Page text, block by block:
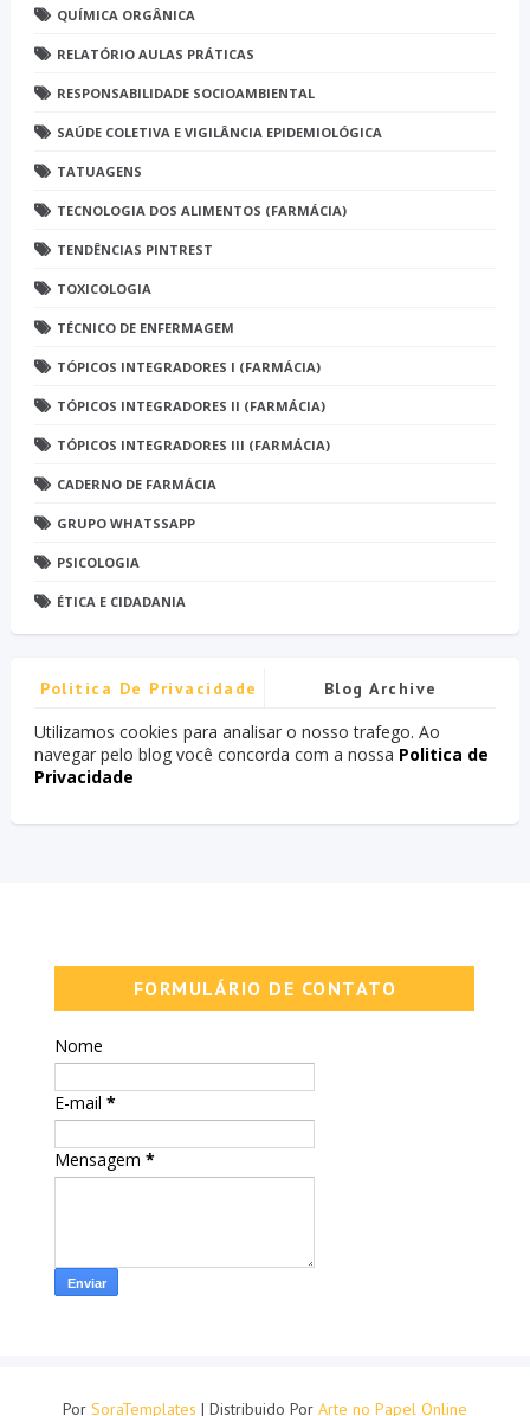
QUÍMICA ORGÂNICA
RELATÓRIO AULAS PRÁTICAS
RESPONSABILIDADE SOCIOAMBIENTAL
SAÚDE COLETIVA E VIGILÂNCIA EPIDEMIOLÓGICA
TATUAGENS
TECNOLOGIA DOS ALIMENTOS (FARMÁCIA)
TENDÊNCIAS PINTREST
TOXICOLOGIA
TÉCNICO DE ENFERMAGEM
TÓPICOS INTEGRADORES I (FARMÁCIA)
TÓPICOS INTEGRADORES II (FARMÁCIA)
TÓPICOS INTEGRADORES III (FARMÁCIA)
CADERNO DE FARMÁCIA
GRUPO WHATSSAPP
PSICOLOGIA
ÉTICA E CIDADANIA
Politica De Privacidade Blog Archive
Utilizamos cookies para analisar o nosso trafego. Ao
navegar pelo blog você concorda com a nossa Politica de
Privacidade
FORMULÁRIO DE CONTATO
Nome
E-mail*
Mensagem*
Por SoraTemplates | Distribuido Por Arte no Papel Online